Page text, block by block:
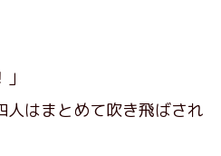
はまとめて吹き飛ばされ